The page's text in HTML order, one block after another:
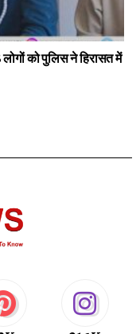
को पुलिस ने हिरासत में